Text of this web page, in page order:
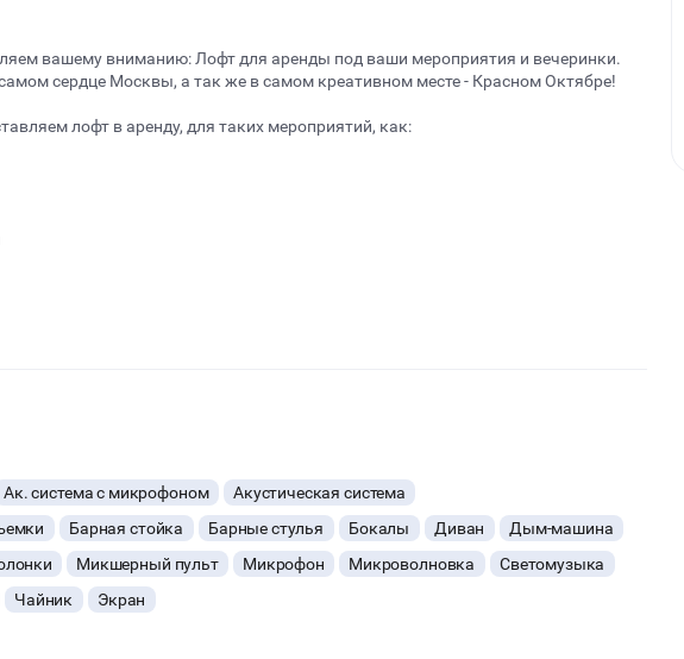
вашему вниманию: Лофт для аренды под ваши мероприятия и вечеринки.
сердце Москвы, а так же в самом креативном месте - Красном Октябре!
лофт в аренду, для таких мероприятий, как:
Ак. система с микрофоном
Акустическая система
Барная стойка Барные стулья Бокалы Диван
Дым-машина
Микшерный пульт Микрофон Микроволновка
Светомузыка
Чайник Экран